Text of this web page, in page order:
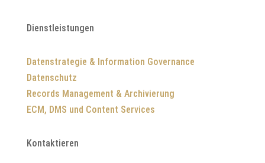
Dienstleistungen
Datenstrategie & Information Governance
Datenschutz
Records Management & Archivierung
ECM, DMS und Content Services
Kontaktieren